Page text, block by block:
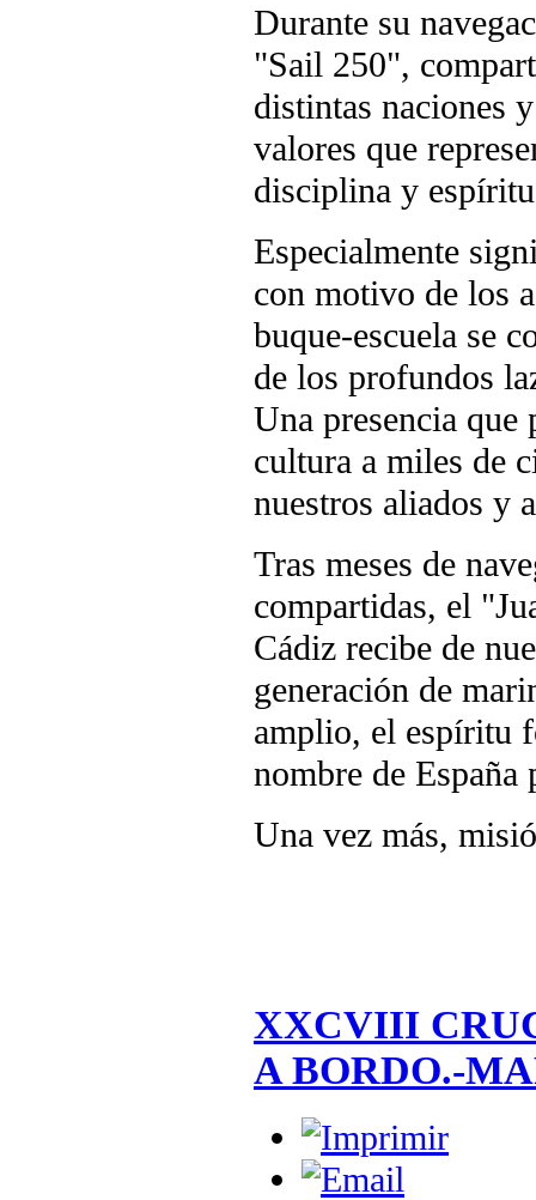
Durante su
"Sail 250",
distintas naciones
valores que
disciplina y
Especialmente
con motivo de los
buque-escuela se
de los profundos
Una presencia que
cultura a miles de
nuestros aliados y
Tras meses de
compartidas, el
Cádiz recibe de
generación de
amplio, el espíritu
nombre de
Una vez más,
XXCVIII
A BORDO.-